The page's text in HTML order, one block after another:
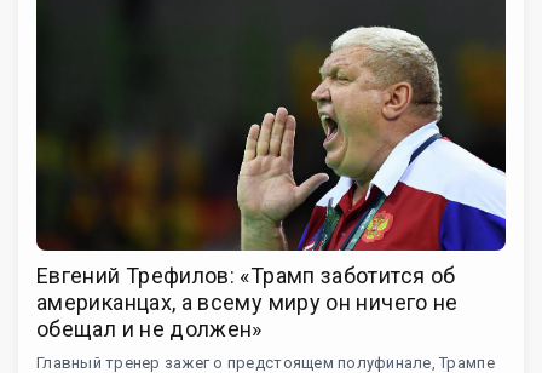
Евгений Трефилов: «Трамп заботится об
американцах, а всему миру он ничего не
обещал и не должен»
Главный тренер зажег о предстоящем полуфинале, Трампе